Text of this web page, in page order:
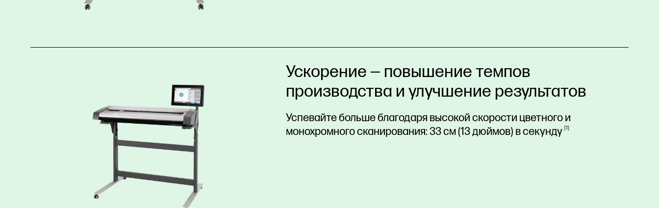
Ускорение — повышение темпов
производства и улучшение результатов
Успевайте больше благодаря высокой скорости цветного и
монохромного сканирования: 33 см (13 дюймов) всекунду 1